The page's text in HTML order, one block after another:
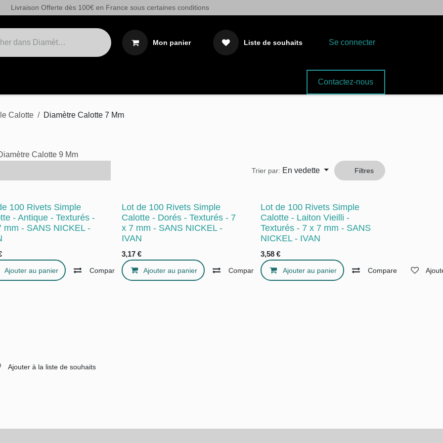
Livraison Offerte dès 100€ en France sous certaines conditions
Mon panier Liste de souhaits Se connecter
Contactez-nous
Calotte Diamètre Calotte 7 Mm
Calotte 9 Mm
Trier par: En vedette Filtres
Ajouter à la liste de souhaits
100 Rivets Simple
- Antique - Texturés -
mm - SANS NICKEL -
Ajouter au panier Compare Ajouter à la liste de souhaits
Lot de 100 Rivets Simple
Calotte - Dorés - Texturés - 7
x 7 mm - SANS NICKEL -
IVAN
3,17€
Ajouter au panier Compare Ajouter à la liste de souhaits
Lot de 100 Rivets Simple
Calotte - Laiton Vieilli -
Texturés - 7 x 7 mm - SANS
NICKEL - IVAN
3,58 €
Ajouter au panier Compare
Ajouter à la liste de souhaits